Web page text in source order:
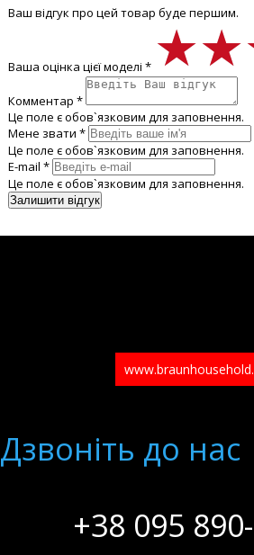
Ваш відгук про цей товар буде першим.
Ваша оцінка цієї моделі *
Комментар *
Це поле є обов`язковим для заповнення.
Мене звати *
Це поле є обов`язковим для заповнення.
E-mail *
Це поле є обов`язковим для заповнення.
Дзвонiть до нас
+38 095